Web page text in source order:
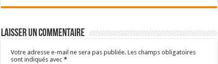
Laisser un commentaire
Votre adresse e-mail ne sera pas publiée. Les champs obligatoires
sont indiqués avec*